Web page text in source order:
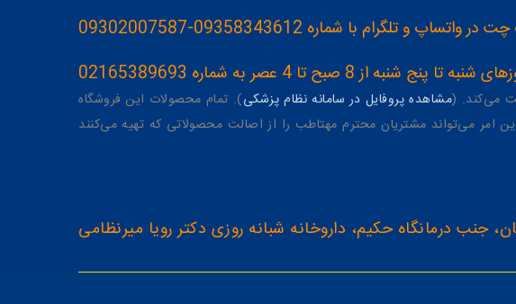
و تلگرام با شماره 09358343612-09302007587
شنبه از 8 صبح تا 4 عصر به شماره 02165389693
مشاهده پروفایل در سامانه نظام پزشکی). تمام محصولات این فروشگاه
می‌تواند مشتریان محترم مهتاطب را از اصالت محصولاتی که تهیه می‌کنند
جنب درمانگاه حکیم، داروخانه شبانه روزی دکتر رویا میرنظامی